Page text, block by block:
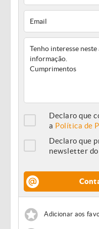
Declaro que
a Política de
Declaro que
newsletter do
Adicionar aos